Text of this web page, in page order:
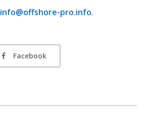
info@offshore-pro.info.
Facebook